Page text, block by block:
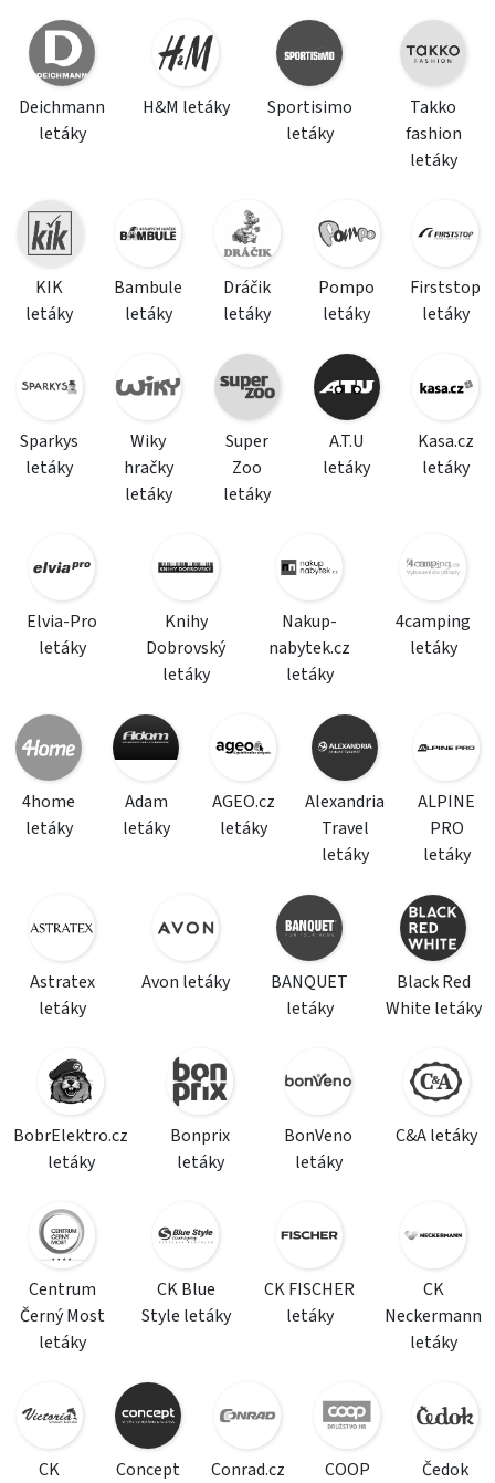
Deichmann
letáky
H&M letáky
Sportisimo
letáky
Takko
fashion
letáky
KIK
letáky
Bambule
letáky
Dráčik
letáky
Pompo
letáky
Firststop
letáky
Sparkys
letáky
Wiky
hračky
letáky
Super
Zoo
letáky
A.T.U
letáky
Kasa.cz
letáky
Elvia-Pro
letáky
Knihy
Dobrovský
letáky
Nakup-
nabytek.cz
letáky
4camping
letáky
4home
letáky
Adam
letáky
AGEO.cz
letáky
Alexandria
Travel
letáky
ALPINE
PRO
letáky
Astratex
letáky
Avon letáky
BANQUET
letáky
Black Red
White letáky
BobrElektro.cz
letáky
Bonprix
letáky
BonVeno
letáky
C&A letáky
Centrum
Černý Most
letáky
CK Blue
Style letáky
CK FISCHER
letáky
CK
Neckermann
letáky
CK Concept Conrad.cz COOP Čedok